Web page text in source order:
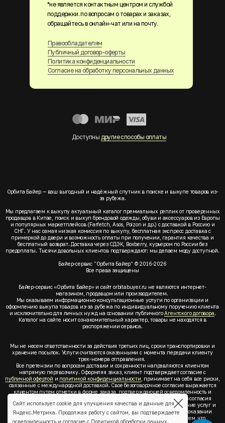
Правообладателям
Публичный договор-оферты
Политика конфиденциальности
Согласие на обработку персональных данных
Доступны другие способы оплаты
*не является контактным центром и службой
поддержки. по вопросам о товарах и заказах,
обращайтесь в онлайн-чат или на почту.
Орбита Байер — ваш выгодный и надёжный спутник в поиске и выкупе товаров из-
за рубежа.
Мы предлагаем к выкупу актуальный каталог премиальных реплик от проверенных
продавцов в Китае, поиск и выкуп брендовой одежды, обуви и аксессуаров из Европы
и популярных маркетплейсов (Farfetch, Asos, Poizon и др.) с доставкой в Россию и
СНГ. У нас самая низкая комиссия по выкупу, бесплатная экспресс доставка с
примеркой до двери и возможность оплаты при получении, гарантия качества и
бесплатный возврат. Доставка через СДЭК, Boxberry, курьером по России без
предоплаты. Тысячи довольных клиентов подтверждают: мы делаем моду доступной.
Байер-сервис "Орбита Байер" © 2016-2026
Все права защищены
Байер-сервис «Орбита Байер» и сайт orbitabuyer.ru не являются интернет-
магазином, продавцом или производителем.
Мы оказываем информационно-консультационные услуги по организации и
оформлению выкупа товаров из-за рубежа по индивидуальному поручению клиента
и исключительно для личных нужд на основании публичногоАгентского договора.
Каталог на сайте носит ознакомительный характер, товары не находятся в
распоряжении сервиса.
Мы не несем ответственности за действия третьих лиц, сроки транспортировки и
хранение посылок. Услуги считаются оказанными с момента передачи клиенту
трек-номера отправления.
Все претензии по вопросам доставки и сохранности направляются клиентом
напрямую перевозчику. Оформляя заказ, клиент подтверждает согласие с
публичной офертой и политикой конфиденциальности , принимает на себя все риски,
связанные с международной доставкой. Свое безоговорочное согласие выражается
клиентом путем отметки в форме заказа, подтверждающей осведомленность и
согласие клиента со всеми предлагаемыми сервисом условиями. Без согласия
клиента спубличной офертой иполитикой конфиденциальностиоказание услуг и
оформление заказа невозможно. Заключая акцепт условий оферты об оказании
услуг, клиент понимает, заверяет, подтверждает и соглашается с тем, что
Сайт использует cookie для улучшения качества и данные для
Яндекс.Метрика. Продолжая работу с сайтом, вы подтверждаете
осведомленность и согласие с Политикой обработки данных.